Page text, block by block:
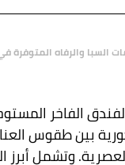
السبا والرفاه المتوفرة
الفاخر
بين طقوس
وتشمل